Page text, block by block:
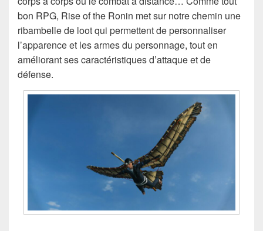
bon RPG, Rise of the Ronin met sur notre chemin une
ribambelle de loot qui permettent de personnaliser
l’apparence et les armes du personnage, tout en
améliorant ses caractéristiques d’attaque et de
défense.